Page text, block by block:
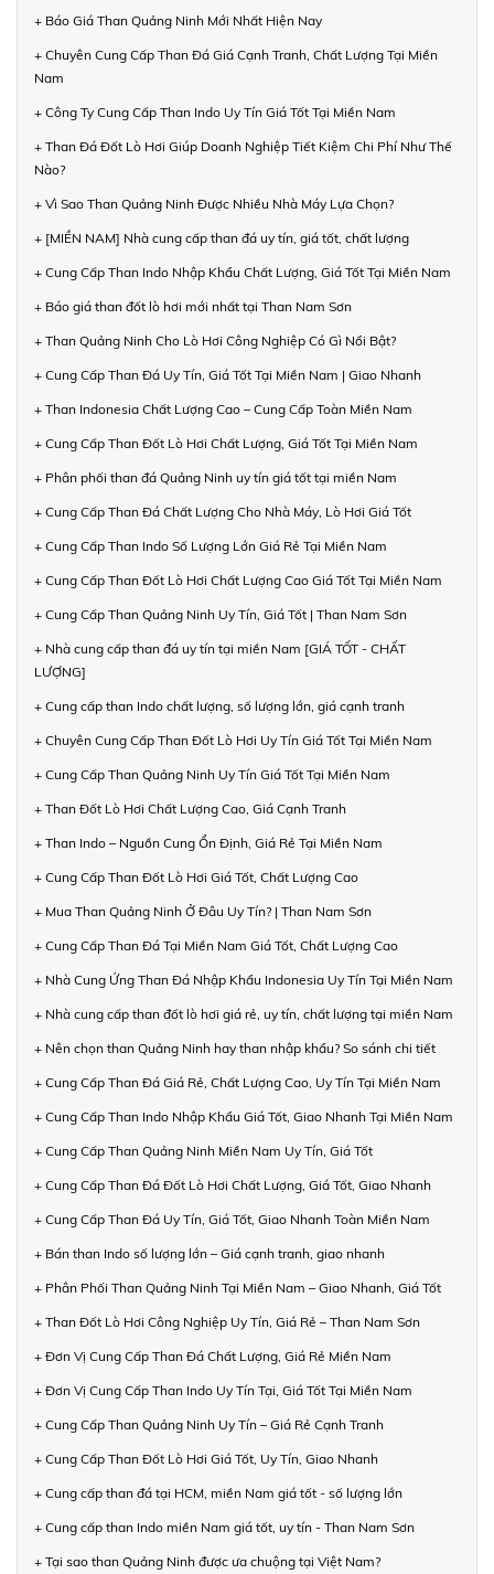
+ Báo Giá Than Quảng Ninh Mới Nhất Hiện Nay
+ Chuyên Cung Cấp Than Đá Giá Cạnh Tranh, Chất Lượng Tại Miền
Nam
+ Công Ty Cung Cấp Than Indo Uy Tín Giá Tốt Tại Miền Nam
+ Than Đá Đốt Lò Hơi Giúp Doanh Nghiệp Tiết Kiệm Chi Phí Như Thế
Nào?
+ Vì Sao Than Quảng Ninh Được Nhiều Nhà Máy Lựa Chọn?
+ [MIỀN NAM] Nhà cung cấp than đá uy tín, giá tốt, chất lượng
+ Cung Cấp Than Indo Nhập Khẩu Chất Lượng, Giá Tốt Tại Miền Nam
+ Báo giá than đốt lò hơi mới nhất tại Than Nam Sơn
+ Than Quảng Ninh Cho Lò Hơi Công Nghiệp Có Gì Nổi Bật?
+ Cung Cấp Than Đá Uy Tín, Giá Tốt Tại Miền Nam | Giao Nhanh
+ Than Indonesia Chất Lượng Cao – Cung Cấp Toàn Miền Nam
+ Cung Cấp Than Đốt Lò Hơi Chất Lượng, Giá Tốt Tại Miền Nam
+ Phân phối than đá Quảng Ninh uy tín giá tốt tại miền Nam
+ Cung Cấp Than Đá Chất Lượng Cho Nhà Máy, Lò Hơi Giá Tốt
+ Cung Cấp Than Indo Số Lượng Lớn Giá Rẻ Tại Miền Nam
+ Cung Cấp Than Đốt Lò Hơi Chất Lượng Cao Giá Tốt Tại Miền Nam
+ Cung Cấp Than Quảng Ninh Uy Tín, Giá Tốt | Than Nam Sơn
+ Nhà cung cấp than đá uy tín tại miền Nam [GIÁ TỐT - CHẤT
LƯỢNG]
+ Cung cấp than Indo chất lượng, số lượng lớn, giá cạnh tranh
+ Chuyên Cung Cấp Than Đốt Lò Hơi Uy Tín Giá Tốt Tại Miền Nam
+ Cung Cấp Than Quảng Ninh Uy Tín Giá Tốt Tại Miền Nam
+ Than Đốt Lò Hơi Chất Lượng Cao, Giá Cạnh Tranh
+ Than Indo – Nguồn Cung Ổn Định, Giá Rẻ Tại Miền Nam
+ Cung Cấp Than Đốt Lò Hơi Giá Tốt, Chất Lượng Cao
+ Mua Than Quảng Ninh Ở Đâu Uy Tín? | Than Nam Sơn
+ Cung Cấp Than Đá Tại Miền Nam Giá Tốt, Chất Lượng Cao
+ Nhà Cung Ứng Than Đá Nhập Khẩu Indonesia Uy Tín Tại Miền Nam
+ Nhà cung cấp than đốt lò hơi giá rẻ, uy tín, chất lượng tại miền Nam
+ Nên chọn than Quảng Ninh hay than nhập khẩu? So sánh chi tiết
+ Cung Cấp Than Đá Giá Rẻ, Chất Lượng Cao, Uy Tín Tại Miền Nam
+ Cung Cấp Than Indo Nhập Khẩu Giá Tốt, Giao Nhanh Tại Miền Nam
+ Cung Cấp Than Quảng Ninh Miền Nam Uy Tín, Giá Tốt
+ Cung Cấp Than Đá Đốt Lò Hơi Chất Lượng, Giá Tốt, Giao Nhanh
+ Cung Cấp Than Đá Uy Tín, Giá Tốt, Giao Nhanh Toàn Miền Nam
+ Bán than Indo số lượng lớn – Giá cạnh tranh, giao nhanh
+ Phân Phối Than Quảng Ninh Tại Miền Nam – Giao Nhanh, Giá Tốt
+ Than Đốt Lò Hơi Công Nghiệp Uy Tín, Giá Rẻ – Than Nam Sơn
+ Đơn Vị Cung Cấp Than Đá Chất Lượng, Giá Rẻ Miền Nam
+ Đơn Vị Cung Cấp Than Indo Uy Tín Tại, Giá Tốt Tại Miền Nam
+ Cung Cấp Than Quảng Ninh Uy Tín – Giá Rẻ Cạnh Tranh
+ Cung Cấp Than Đốt Lò Hơi Giá Tốt, Uy Tín, Giao Nhanh
+ Cung cấp than đá tại HCM, miền Nam giá tốt - số lượng lớn
+ Cung cấp than Indo miền Nam giá tốt, uy tín - Than Nam Sơn
+ Tại sao than Quảng Ninh được ưa chuộng tại Việt Nam?